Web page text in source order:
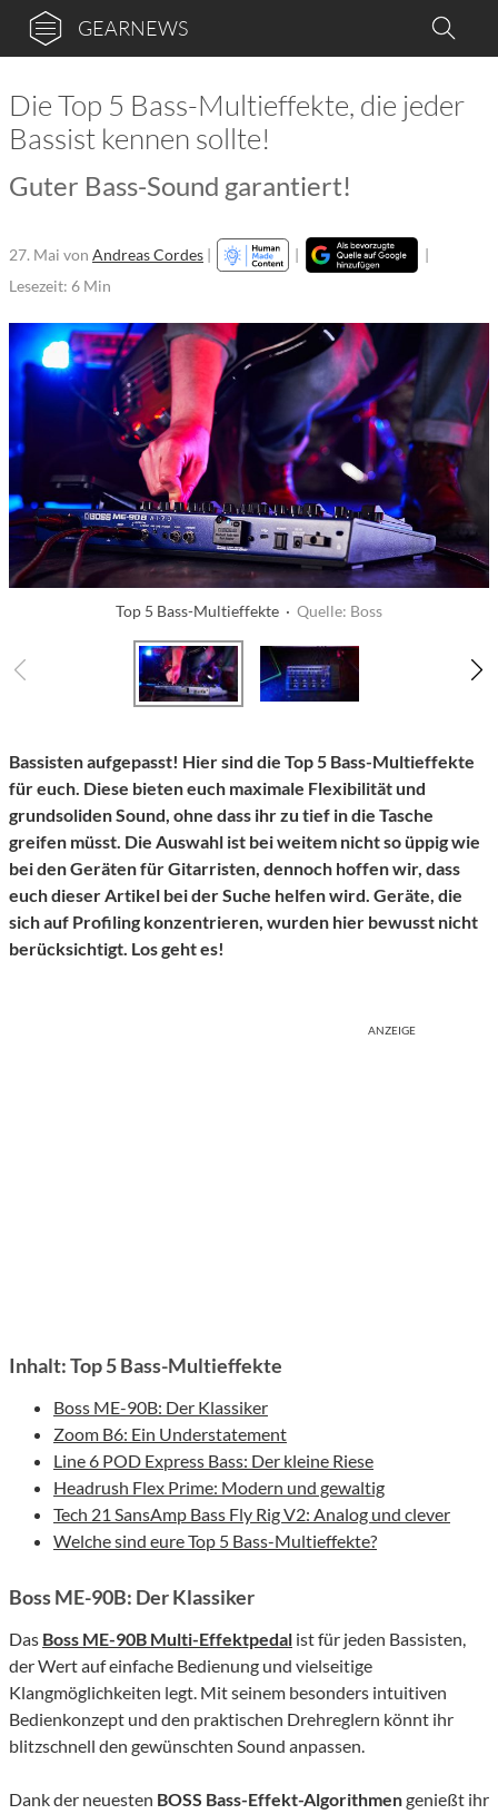
GEARNEWS
Die Top 5 Bass-Multieffekte, die jeder
Bassist kennen sollte!
Guter Bass-Sound garantiert!
27. Mai von Andreas Cordes | |
|
Lesezeit: 6 Min
Top 5 Bass-Multieffekte · Quelle: Boss
Bassisten aufgepasst! Hier sind die Top 5 Bass-Multieffekte
für euch. Diese bieten euch maximale Flexibilität und
grundsoliden Sound, ohne dass ihr zu tief in die Tasche
greifen müsst. Die Auswahl ist bei weitem nicht so üppig wie
bei den Geräten für Gitarristen, dennoch hoffen wir, dass
euch dieser Artikel bei der Suche helfen wird. Geräte, die
sich auf Profiling konzentrieren, wurden hier bewusst nicht
berücksichtigt. Los geht es!
ANZEIGE
Inhalt: Top 5 Bass-Multieffekte
Boss ME-90B: Der Klassiker
Zoom B6: Ein Understatement
Line 6 POD Express Bass: Der kleine Riese
Headrush Flex Prime: Modern und gewaltig
Tech 21 SansAmp Bass Fly Rig V2: Analog und clever
Welche sind eure Top 5 Bass-Multieffekte?
Boss ME-90B: Der Klassiker
Das Boss ME-90B Multi-Effektpedal ist für jeden Bassisten,
der Wert auf einfache Bedienung und vielseitige
Klangmöglichkeiten legt. Mit seinem besonders intuitiven
Bedienkonzept und den praktischen Drehreglern könnt ihr
blitzschnell den gewünschten Sound anpassen.
Dank der neuesten BOSS Bass-Effekt-Algorithmengenießt ihr